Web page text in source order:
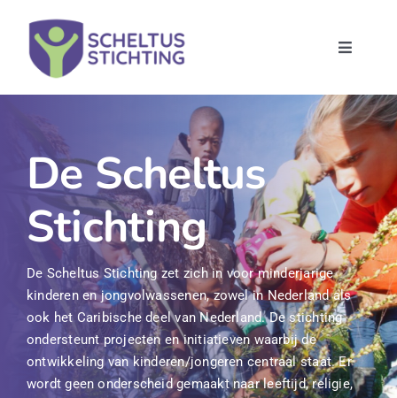
content
Toggle
Home
Ondersteuning
Voorbeelden
Over ons
Contact
De Scheltus
Stichting
De Scheltus Stichting zet zich in voor minderjarige
kinderen en jongvolwassenen, zowel in Nederland als
ook het Caribische deel van Nederland. De stichting
ondersteunt projecten en initiatieven waarbij de
ontwikkeling van kinderen/jongeren centraal staat. Er
wordt geen onderscheid gemaakt naar leeftijd, religie,